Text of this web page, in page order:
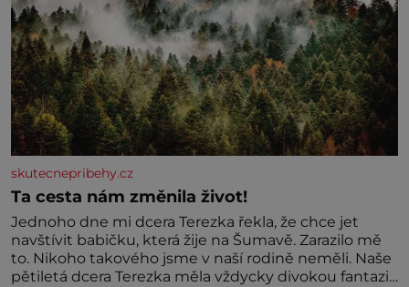
skutecnepribehy.cz
Ta cesta nám změnila život!
Jednoho dne mi dcera Terezka řekla, že chce jet
navštívit babičku, která žije na Šumavě. Zarazilo mě
to. Nikoho takového jsme v naší rodině neměli. Naše
pětiletá dcera Terezka měla vždycky divokou fantazii.